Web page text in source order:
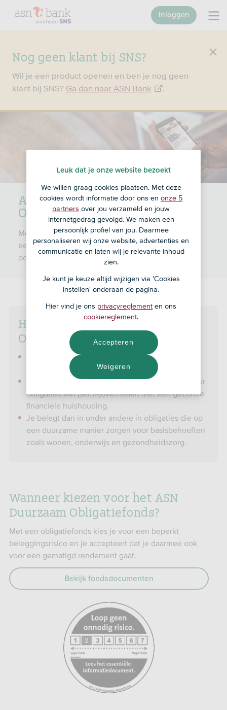
Nog geen klant bij SNS?
Wil je een product openen en ben je nog geen
klant bij SNS? Ga dan naar ASN Bank .
Inloggen
ASN Duurzaam
Obligatiefonds
Met het ASN Duurzaam Obligatiefonds kies je voor
een beperkt beleggingsrisico, maar je gaat hiermee
ook voor een gematigd verwacht rendement.
Het ASN Duurzaam
Obligatiefonds in 't kort
Je gaat voor een gematigd rendement en neemt
daarbij een beperkt beleggingsrisico.
Het fonds spreidt je beleggingen grotendeels over
obligaties van (semi-)overheden met een gezonde
financiële huishouding.
Je belegt dan in onder andere in obligaties die op
een duurzame manier zorgen voor basisbehoeften
zoals wonen, onderwijs en gezondheidszorg.
Wanneer kiezen voor het ASN
Duurzaam Obligatiefonds?
Met een obligatiefonds kies je voor een beperkt
beleggingsrisico en je accepteert dat je daarmee ook
voor een gematigd rendement gaat.
Bekijk fondsdocumenten
https://www.afm.nl/eid
Leuk dat je onze website bezoekt
We willen graag cookies plaatsen. Met deze
cookies wordt informatie door ons en onze 5
partners over jou verzameld en jouw
internetgedrag gevolgd. We maken een
persoonlijk profiel van jou. Daarmee
personaliseren wij onze website, advertenties en
communicatie en laten wij je relevante inhoud
zien.
Je kunt je keuze altijd wijzigen via 'Cookies
instellen' onderaan de pagina.
Hier vind je ons privacyreglement en ons
cookiereglement.
Weigeren
Accepteren